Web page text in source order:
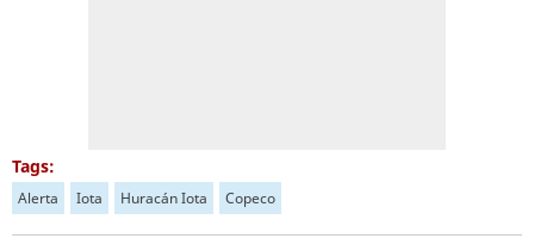
Tags:
Alerta Iota Huracán Iota Copeco